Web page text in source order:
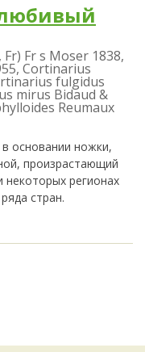
Fr s Moser 1838,
Cortinarius
fulgidus
mirus Bidaud &
Reumaux
основании ножки,
произрастающий
регионах
стран.